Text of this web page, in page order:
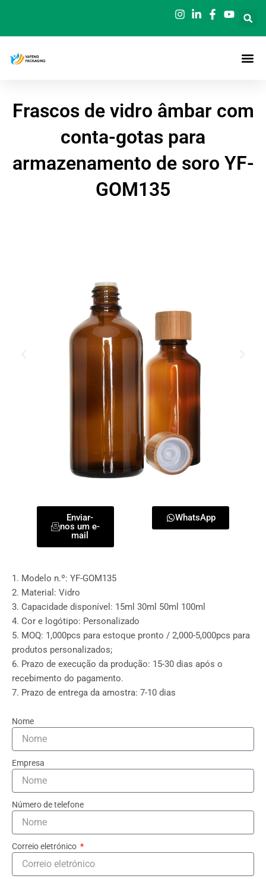
o
Frascos de vidro âmbar com
conta-gotas para
armazenamento de soro YF-
GOM135
Enviar-
nos um e-
mail
WhatsApp
1. Modelo n.º: YF-GOM135
2. Material: Vidro
3. Capacidade disponível: 15ml 30ml 50ml 100ml
4. Cor e logótipo: Personalizado
5. MOQ: 1,000pcs para estoque pronto / 2,000-5,000pcs para
produtos personalizados;
6. Prazo de execução da produção: 15-30 dias após o
recebimento do pagamento.
7. Prazo de entrega da amostra: 7-10 dias
Nome
Empresa
Número de telefone
Correio eletrónico